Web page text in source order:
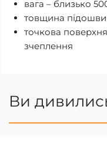
вага – близько
товщина підошви
точкова
зчеплення
Ви